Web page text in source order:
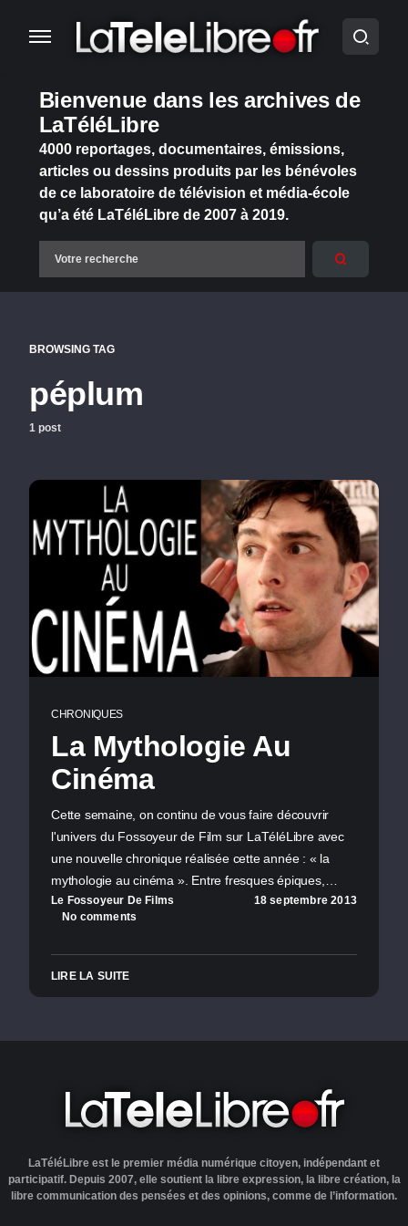
Bienvenue dans les archives de
LaTéléLibre
4000 reportages, documentaires, émissions,
articles ou dessins produits par les bénévoles
de ce laboratoire de télévision et média-école
qu’a été LaTéléLibre de 2007 à 2019.
BROWSING TAG
péplum
1 post
CHRONIQUES
La Mythologie Au
Cinéma
Cette semaine, on continu de vous faire découvrir
l'univers du Fossoyeur de Film sur LaTéléLibre avec
une nouvelle chronique réalisée cette année : « la
mythologie au cinéma ». Entre fresques épiques,…
Le Fossoyeur De Films
18 septembre 2013
No comments
LIRE LA SUITE
LaTéléLibre est le premier média numérique citoyen, indépendant et
participatif. Depuis 2007, elle soutient la libre expression, la libre création, la
libre communication des pensées et des opinions, comme de l’information.